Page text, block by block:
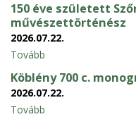
150 éve született
művészettörténész
2026.07.22.
Tovább
Köblény 700 c.
2026.07.22.
Tovább